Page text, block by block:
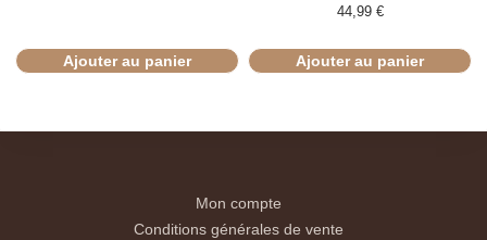
Ajouter au panier
44,99 €
Ajouter au panier
Mon compte
Conditions générales de vente